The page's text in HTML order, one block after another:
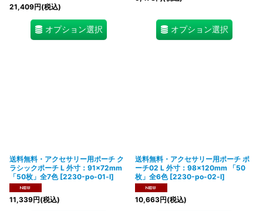
21,409円(税込)
オプション選択 オプション選択
送料無料・アクセサリー用ポーチ ク
ラシックポーチ L 外寸：91×72mm
「50枚」全7色 [2230-po-01-l]
11,339円(税込)
送料無料・アクセサリー用ポーチ ポ
ーチ02 L 外寸：98×120mm 「50
枚」全6色 [2230-po-02-l]
10,663円(税込)